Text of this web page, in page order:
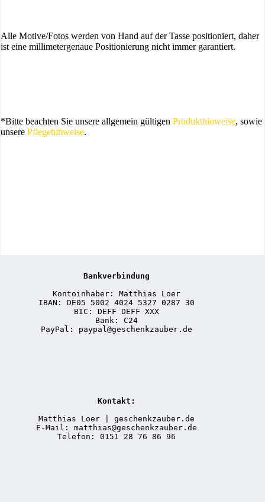
Alle Motive/Fotos werden von Hand auf der Tasse positioniert, daher
ist eine millimetergenaue Positionierung nicht immer garantiert.
*Bitte beachten Sie unsere allgemein gültigen Produkthinweise, sowie
unsere Pflegehinweise.
Bankverbindung
Kontoinhaber: Matthias Loer
IBAN: DE05 5002 4024 5327 0287 30
BIC: DEFF DEFF XXX
Bank: C24
PayPal: paypal@geschenkzauber.de
Kontakt:
Matthias Loer | geschenkzauber.de
E-Mail: matthias@geschenkzauber.de
Telefon: 0151 28 76 86 96